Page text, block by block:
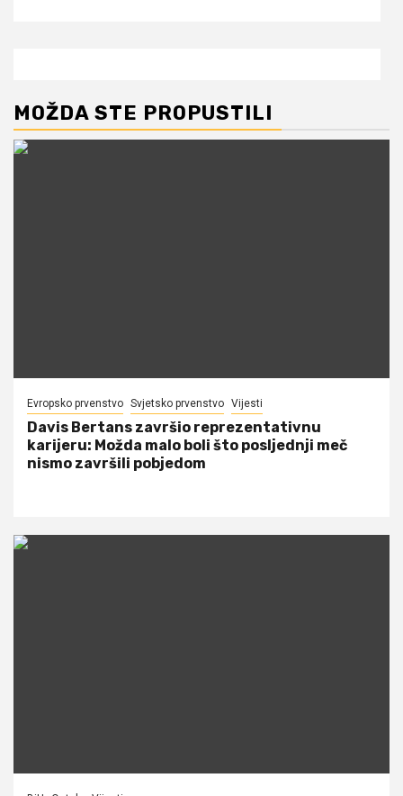
MOŽDA STE PROPUSTILI
Evropsko prvenstvo Svjetsko prvenstvo Vijesti
Davis Bertans završio reprezentativnu
karijeru: Možda malo boli što posljednji meč
nismo završili pobjedom